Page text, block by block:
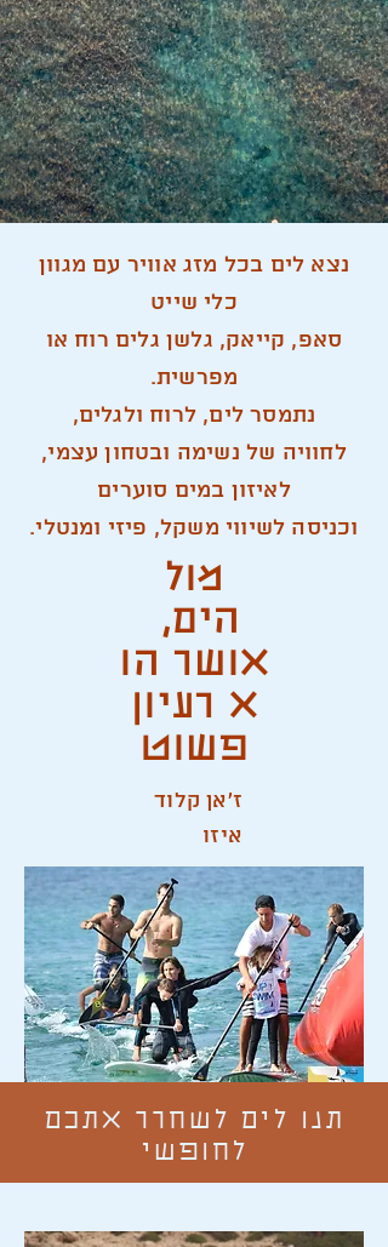
נצא לים בכל מזג אוויר עם מגוון
כלי שייט
סאפ, קייאק, גלשן גלים רוח או
מפרשית.
נתמסר לים, לרוח ולגלים,
לחוויה של נשימה ובטחון עצמי,
לאיזון במים סוערים
וכניסה לשיווי משקל, פיזי ומנטלי.
מול
הים,
אושר הו
א רעיון
פשוט
ז'אן קלוד
איזו
תנו לים לשחרר אתכם
לחופשי